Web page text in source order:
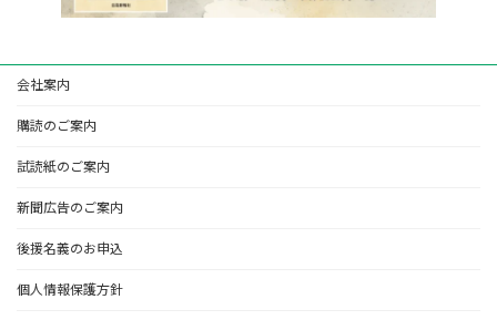
会社案内
購読のご案内
試読紙のご案内
新聞広告のご案内
後援名義のお申込
個人情報保護方針